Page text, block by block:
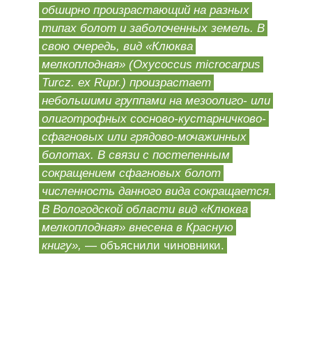
обширно произрастающий на разных
типах болот и заболоченных земель. В
свою очередь, вид «Клюква
мелкоплодная» (Oxycoccus microcarpus
Turcz. ex Rupr.) произрастает
небольшими группами на мезоолиго- или
олиготрофных сосново-кустарничково-
сфагновых или грядово-мочажинных
болотах. В связи с постепенным
сокращением сфагновых болот
численность данного вида сокращается.
В Вологодской области вид «Клюква
мелкоплодная» внесена в Красную
книгу», — объяснили чиновники.